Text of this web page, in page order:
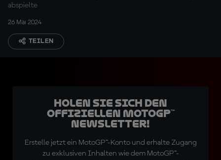
abspielte
26 Mai 2024
TEILEN
Holen Sie sich den
offiziellen MotoGP™
Newsletter!
Erstelle jetzt ein MotoGP™-Konto und erhalte Zugang
zu exklusiven Inhalten wie dem MotoGP™-